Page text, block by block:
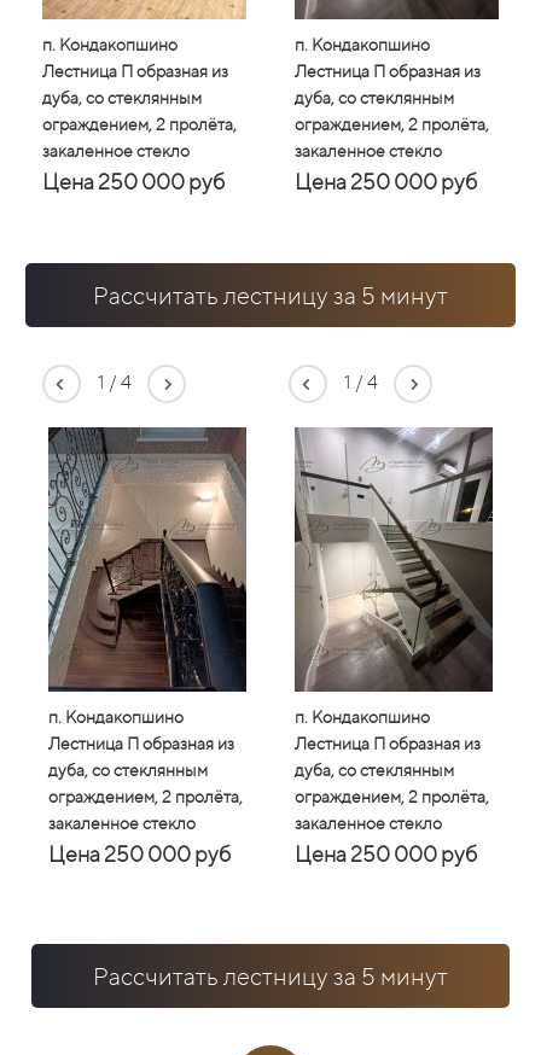
п. Кондакопшино
Лестница П образная из
дуба, со стеклянным
ограждением, 2 пролёта,
закаленное стекло
Цена 250 000 руб
п. Кондакопшино
Лестница П образная из
дуба, со стеклянным
ограждением, 2 пролёта,
закаленное стекло
Цена 250 000 руб Цена
п. Кондакопшино
Лестница П образная из
дуба, со стеклянным
ограждением, 2 пролёта,
закаленное стекло
Цена 250 000 руб
Рассчитать лестницу за 5 минут
1 / 4
п. Кондакопшино
Лестница П образная из
дуба, со стеклянным
ограждением, 2 пролёта,
закаленное стекло
Цена 250 000 руб
п. Кондакопшино
Лестница П образная из
дуба, со стеклянным
ограждением, 2 пролёта,
закаленное стекло
Цена 250 000 руб Цена
1 / 4
п. Кондакопшино
Лестница П образная из
дуба, со стеклянным
ограждением, 2 пролёта,
закаленное стекло
Цена 250 000 руб
Рассчитать лестницу за 5 минут